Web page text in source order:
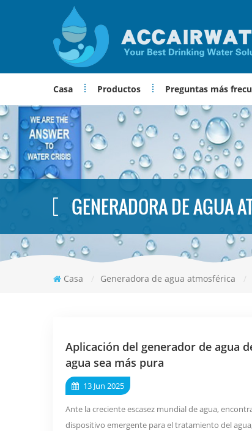
Casa Productos Preguntas más
GENERADORA DE AGUA
Casa / Generadora de agua atmosférica /
Aplicación del generador de agua
agua sea más pura
13 Jun 2025
Ante la creciente escasez mundial de agua,
dispositivo emergente para el tratamiento del